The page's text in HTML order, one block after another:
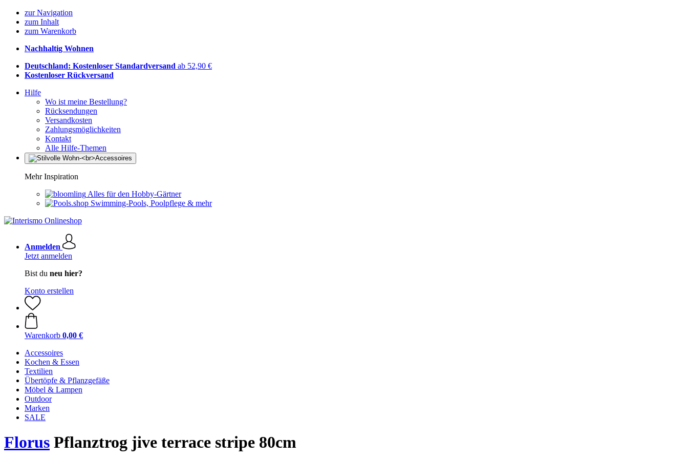
zur Navigation
zum Inhalt
zum Warenkorb
Nachhaltig Wohnen
Deutschland: Kostenloser Standardversand ab 52,90 €
Kostenloser Rückversand
Hilfe
Wo ist meine Bestellung?
Rücksendungen
Versandkosten
Zahlungsmöglichkeiten
Kontakt
Alle Hilfe-Themen
Mehr Inspiration
Alles für den Hobby-Gärtner
Swimming-Pools, Poolpflege & mehr
Anmelden
Jetzt anmelden
Bist du neu hier?
Konto erstellen
Warenkorb 0,00 €
Accessoires
Kochen & Essen
Textilien
Übertöpfe & Pflanzgefäße
Möbel & Lampen
Outdoor
Marken
SALE
Florus Pflanztrog jive terrace stripe 80cm